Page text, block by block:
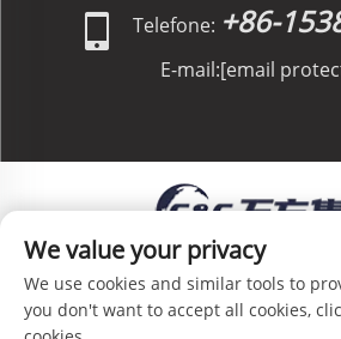
Telefone: +86-
E-mail:[email
Direitos Autorais © C&C
Limited Todos os Direitos
Privacidade
We value your privacy
We use cookies and similar tools to
you don't want to accept all cookies,